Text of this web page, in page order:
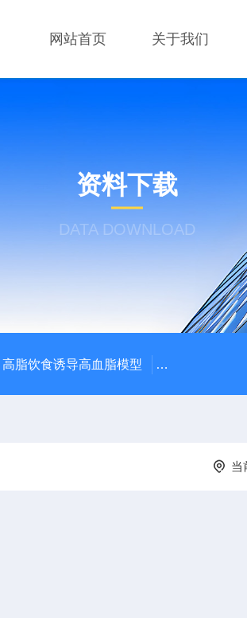
网站首页 关于我们
资料下载
DATA DOWNLOAD
高脂饮食诱导高血脂模型 高脂饮食诱导
当